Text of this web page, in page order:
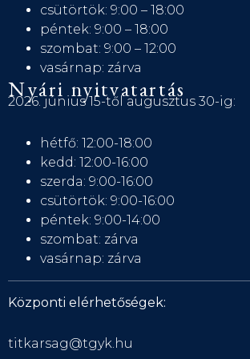
csütörtök: 9:00 – 18:00
péntek: 9:00 – 18:00
szombat: 9:00 – 12:00
vasárnap: zárva
Nyári nyitvatartás
2026. június 15-től augusztus 30-ig:
hétfő: 12:00-18:00
kedd: 12:00-16:00
szerda: 9:00-16:00
csütörtök: 9:00-16:00
péntek: 9:00-14:00
szombat: zárva
vasárnap: zárva
Központi elérhetőségek:
titkarsag@tgyk.hu